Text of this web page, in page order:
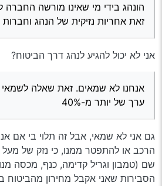
הונהג בידי מי שאינו מורשה
זאת אחריות נזיקית של הנהג
אני לא יכול להגיע לנהג דרך הביטוח?
אנחנו לא שמאים. זאת שאלה
ערך של יותר מ-40%
גם אני לא שמאי, אבל זה תלוי בי אם
שם (טמבון וגריל קדימה, כנף, מכסה
הסבירות שאני אקבל מחירון מהביטוח